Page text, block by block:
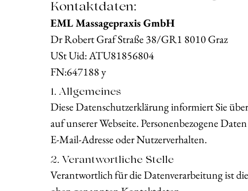
Kontaktdaten:
EML Massagepraxis GmbH
Dr Robert Graf Straße 38/GR1 8010
USt Uid: ATU81856804
FN:647188 y
1. Allgemeines
Diese Datenschutzerklärung informiert Sie
auf unserer Webseite. Personenbezogene
E-Mail-Adresse oder Nutzerverhalten.
2. Verantwortliche Stelle
Verantwortlich für die Datenverarbeitung ist die